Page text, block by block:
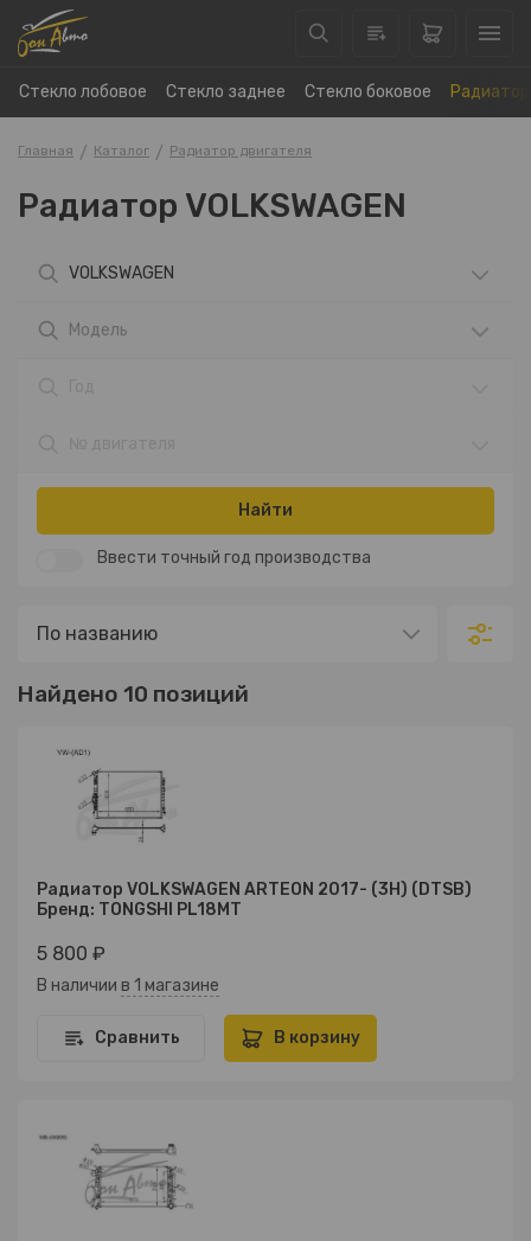
Стекло лобовое Стекло заднее Стекло боковое
Главная Каталог Радиатор двигателя
Радиатор VOLKSWAGEN
VOLKSWAGEN
Модель
Найти
Ввести точный год производства
Найдено 10 позиций
Радиатор VOLKSWAGEN ARTEON 2017- (3H) (DTSB)
Бренд: TONGSHI PL18MT
5 800 ₽
В наличии в 1 магазине
Сравнить В корзину